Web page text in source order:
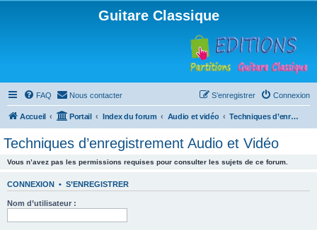
Guitare Classique
FAQ Nous contacter Connexion
S’enregistrer
Accueil Portail Index du forum Audio et vidéo Techniques d’enregistrement Audio et Vidéo
Techniques d’enregistrement Audio et Vidéo
Vous n’avez pas les permissions requises pour consulter les sujets de ce forum.
CONNEXION • S’ENREGISTRER
Nom d’utilisateur :